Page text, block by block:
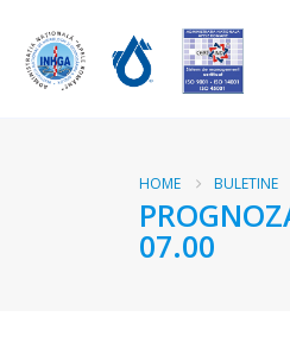
HOME BULETINE
07.00